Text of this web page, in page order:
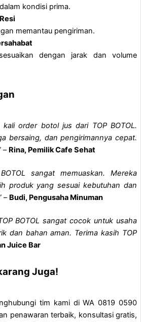
kondisi prima.
memantau pengiriman.
dengan jarak dan volume
kali order botol jus dari TOP BOTOL.
bersaing, dan pengirimannya cepat.
– Rina, Pemilik Cafe Sehat
sangat memuaskan. Mereka
produk yang sesuai kebutuhan dan
– Budi, Pengusaha Minuman
BOTOL sangat cocok untuk usaha
dan bahan aman. Terima kasih TOP
Juice Bar
Juga!
tim kami di WA 0819 0590
penawaran terbaik, konsultasi gratis,